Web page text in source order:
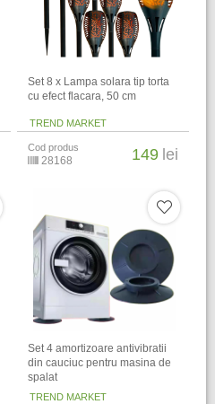
Set 8 x Lampa solara tip torta
cu efect flacara, 50 cm
TREND MARKET
Cod produs
28168 149 lei
Set 4 amortizoare antivibratii
din cauciuc pentru masina de
spalat
TREND MARKET